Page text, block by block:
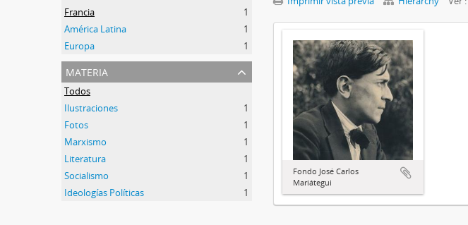
Francia
1
América Latina
1
Europa
1
materia
Todos
Ilustraciones
1
Fotos
1
Marxismo
1
Literatura
1
Socialismo
1
Ideologías Políticas
1
Fondo José Carlos
Mariátegui